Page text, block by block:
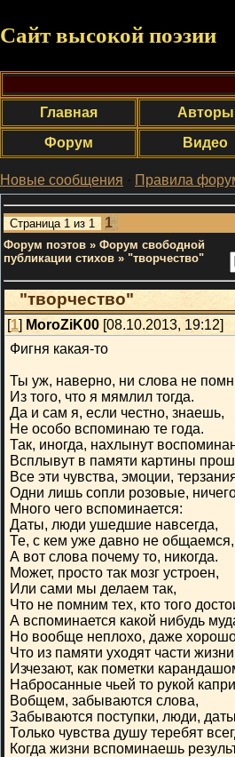
Сайт высокой поэзии
Главная
Авторы
Форум
Видео
Новые сообщения · Правила
Страница 1 из 1 1
Форум поэтов » Форум свободной
публикации стихов » "творчество"
"творчество"
[1] MoroZiK00 [08.10.2013, 19:12]
Фигня какая-то
Ты уж, наверно, ни слова не
Из того, что я мямлил тогда.
Да и сам я, если честно, знаешь,
Не особо вспоминаю те года.
Так, иногда, нахлынут
Всплывут в памяти картины
Все эти чувства, эмоции,
Одни лишь сопли розовые,
Много чего вспоминается:
Даты, люди ушедшие навсегда,
Те, с кем уже давно не общаемся,
А вот слова почему то, никогда.
Может, просто так мозг устроен,
Или сами мы делаем так,
Что не помним тех, кто того
А вспоминается какой нибудь
Но вообще неплохо, даже
Что из памяти уходят части
Изчезают, как пометки
Набросанные чьей то рукой
Вобщем, забываются слова,
Забываются поступки, люди,
Только чувства душу теребят
Когда жизни вспоминаешь